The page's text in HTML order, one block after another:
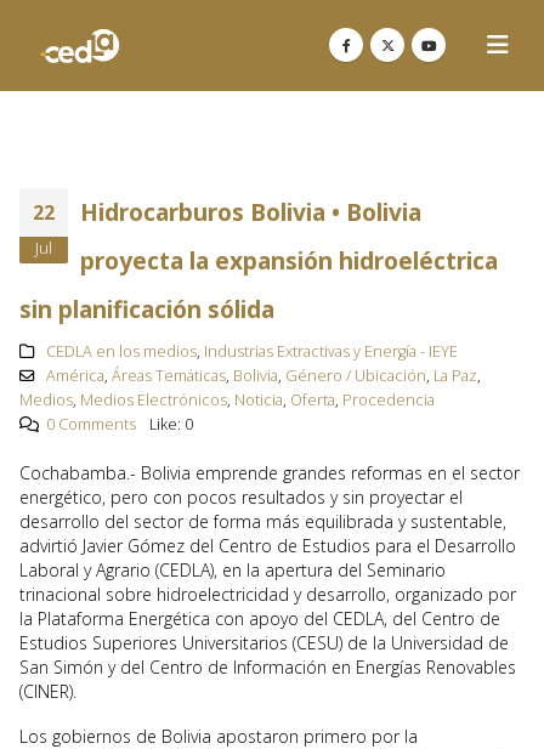
22
Jul
Hidrocarburos Bolivia • Bolivia
proyecta la expansión hidroeléctrica
sin planificación sólida
CEDLA en los medios, Industrias Extractivas y Energía - IEYE
América, Áreas Temáticas, Bolivia, Género / Ubicación, La Paz,
Medios, Medios Electrónicos, Noticia, Oferta, Procedencia
0 Comments
Like: 0
Cochabamba.- Bolivia emprende grandes reformas en el sector
energético, pero con pocos resultados y sin proyectar el
desarrollo del sector de forma más equilibrada y sustentable,
advirtió Javier Gómez del Centro de Estudios para el Desarrollo
Laboral y Agrario (CEDLA), en la apertura del Seminario
trinacional sobre hidroelectricidad y desarrollo, organizado por
la Plataforma Energética con apoyo del CEDLA, del Centro de
Estudios Superiores Universitarios (CESU) de la Universidad de
San Simón y del Centro de Información en Energías Renovables
(CINER).
Los gobiernos de Bolivia apostaron primero por la